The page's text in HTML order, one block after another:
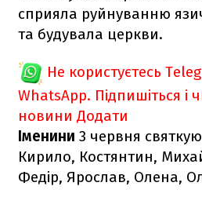
сприяла руйнуванню
та будувала церкви.
Не користуєтесь
WhatsApp. Підпишіться і
новини Додати
Іменини 3 червня
Кирило, Костянтин,
Федір, Ярослав, Олена,